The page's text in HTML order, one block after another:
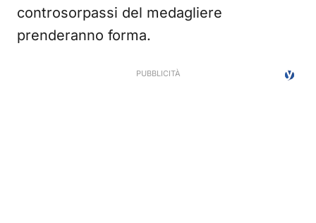
controsorpassi del medagliere
prenderanno forma.